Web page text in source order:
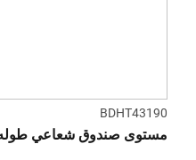
BDHT43190
مستوى صندوق شعاعي طوله 100